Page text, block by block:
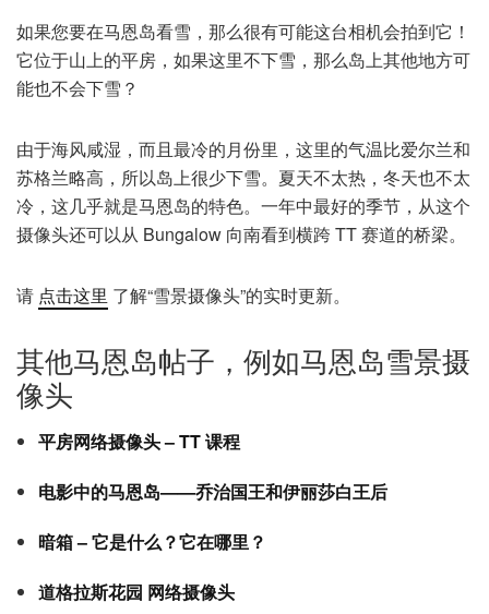
如果您要在马恩岛看雪，那么很有可能这台相机会拍到它！
它位于山上的平房，如果这里不下雪，那么岛上其他地方可
能也不会下雪？
由于海风咸湿，而且最冷的月份里，这里的气温比爱尔兰和
苏格兰略高，所以岛上很少下雪。夏天不太热，冬天也不太
冷，这几乎就是马恩岛的特色。一年中最好的季节，从这个
摄像头还可以从 Bungalow 向南看到横跨 TT 赛道的桥梁。
请 点击这里 了解“雪景摄像头”的实时更新。
其他马恩岛帖子，例如马恩岛雪景摄
像头
平房网络摄像头 – TT 课程
电影中的马恩岛——乔治国王和伊丽莎白王后
暗箱 – 它是什么？它在哪里？
道格拉斯花园 网络摄像头